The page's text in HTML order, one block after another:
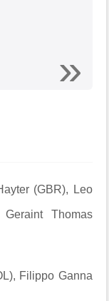
(GBR), Leo
Thomas
Filippo Ganna